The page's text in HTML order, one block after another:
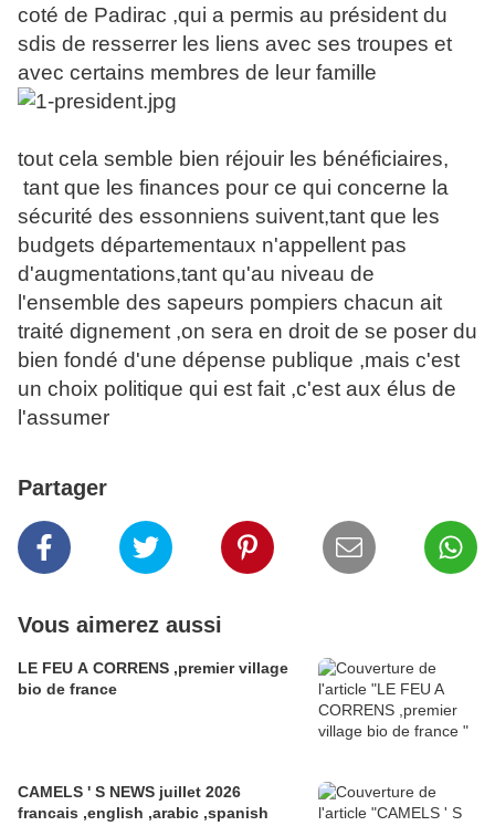
coté de Padirac ,qui a permis au président du
sdis de resserrer les liens avec ses troupes et
avec certains membres de leur famille
tout cela semble bien réjouir les bénéficiaires,
tant que les finances pour ce qui concerne la
sécurité des essonniens suivent,tant que les
budgets départementaux n'appellent pas
d'augmentations,tant qu'au niveau de
l'ensemble des sapeurs pompiers chacun ait
traité dignement ,on sera en droit de se poser du
bien fondé d'une dépense publique ,mais c'est
un choix politique qui est fait ,c'est aux élus de
l'assumer
Partager
Vous aimerez aussi
LE FEU A CORRENS ,premier village
bio de france
CAMELS ' S NEWS juillet 2026
francais ,english ,arabic ,spanish